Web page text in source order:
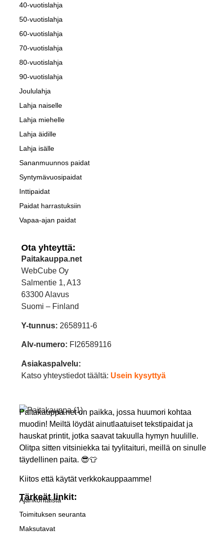
Paitakauppa.net on paikka, jossa huumori kohtaa
muodin! Meiltä löydät ainutlaatuiset tekstipaidat ja
hauskat printit, jotka saavat takuulla hymyn huulille.
Olitpa sitten vitsiniekka tai tyylitaituri, meillä on sinulle
täydellinen paita. 😎👕
Kiitos että käytät verkkokauppaamme!
Tärkeät linkit:
Ajankohtaista
Toimituksen seuranta
Maksutavat
40-vuotislahja
50-vuotislahja
60-vuotislahja
70-vuotislahja
80-vuotislahja
90-vuotislahja
Joululahja
Lahja naiselle
Lahja miehelle
Lahja äidille
Lahja isälle
Sananmuunnos paidat
Syntymävuosipaidat
Inttipaidat
Paidat harrastuksiin
Vapaa-ajan paidat
Ota yhteyttä:
Paitakauppa.net
WebCube Oy
Salmentie 1, A13
63300 Alavus
Suomi – Finland
Y-tunnus: 2658911-6
Alv-numero: FI26589116
Asiakaspalvelu:
Katso yhteystiedot täältä: Usein kysyttyä